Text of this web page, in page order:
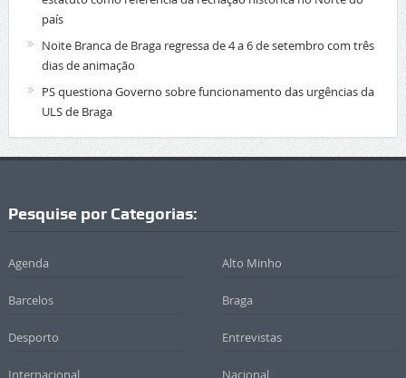
país
Noite Branca de Braga regressa de 4 a 6 de setembro com três
dias de animação
PS questiona Governo sobre funcionamento das urgências da
ULS de Braga
Pesquise por Categorias:
Agenda Alto Minho
Barcelos Braga
Desporto Entrevistas
Internacional Nacional